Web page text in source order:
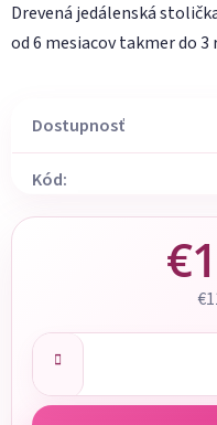
Drevená jedálenská
od 6 mesiacov takmer do 3
Dostupnosť
Kód: